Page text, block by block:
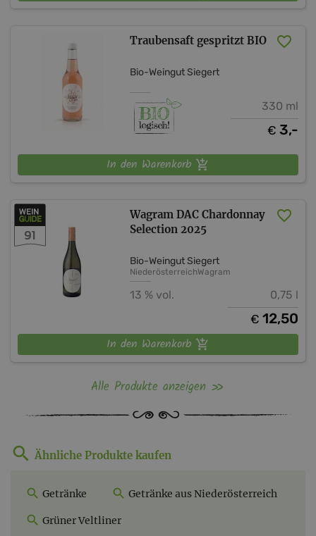
Traubensaft gespritzt BIO
Bio-Weingut Siegert
330 ml
€ 3,-
In den Warenkorb
Wagram DAC Chardonnay
Selection 2025
Bio-Weingut Siegert
NiederösterreichWagram
13 % vol. 0,75 l
€ 12,50
91
In den Warenkorb
Alle Produkte anzeigen
Ähnliche Produkte kaufen
Getränke Getränke aus Niederösterreich
Grüner Veltliner